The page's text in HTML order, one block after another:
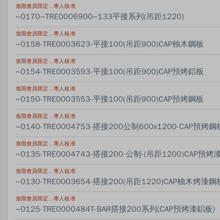
進階會員限定，專人核准
~0170~TRE0006900~133平接系列(吊距1220)
進階會員限定，專人核准
~0158-TRE0003623-平接100(吊距900)CAP柚木鋼板
進階會員限定，專人核准
~0154-TRE0003593-平接100(吊距900)CAP預烤鋁板
進階會員限定，專人核准
~0150-TRE0003553-平接100(吊距900)CAP預烤鋼板
進階會員限定，專人核准
~0140-TRE0004753-搭接200公制600x1200-CAP預烤鋼
進階會員限定，專人核准
~0135-TRE0004743-搭接200-公制-(吊距1200)CAP預烤
進階會員限定，專人核准
~0130-TRE0003654-搭接200(吊距1220)CAP柚木烤漆鋼
進階會員限定，專人核准
~0125-TRE0000484T-BAR搭接200系列(CAP預烤漆鋁板)